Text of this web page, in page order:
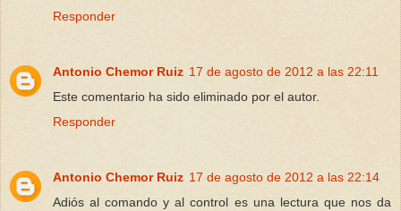
Responder
Antonio Chemor Ruiz 17 de agosto de 2012 a las 22:11
Este comentario ha sido eliminado por el autor.
Responder
Antonio Chemor Ruiz 17 de agosto de 2012 a las 22:14
Adiós al comando y al control es una lectura que nos da